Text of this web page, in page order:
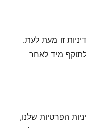
זו מעת לעת.
לתוקף מיד לאחר
הפרטיות שלנו,